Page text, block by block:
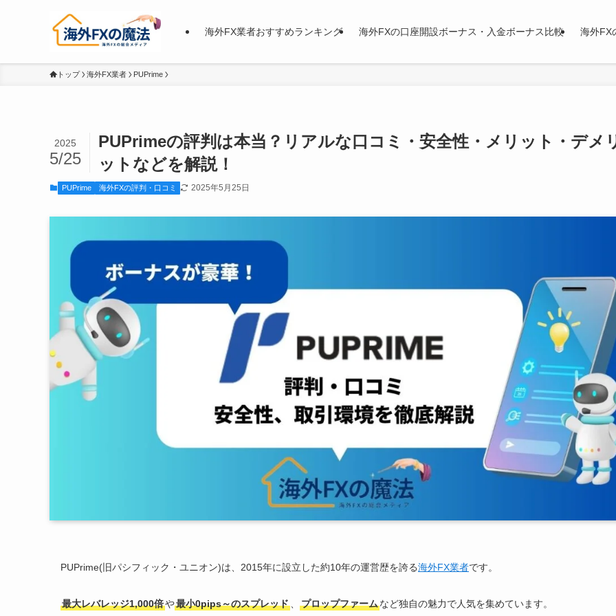
海外FX業者おすすめランキング 海外FXの口座開設ボーナス・入金ボーナス比較 海外FX
トップ 海外FX業者 PUPrime
PUPrimeの評判は本当？リアルな口コミ・安全性・メリット・デメ
ットなどを解説！
2025
5/25
PUPrime 海外FXの評判・口コミ 2025年5月25日
PUPrime(旧パシフィック・ユニオン)は、2015年に設立した約10年の運営歴を誇る海外FX業者です。
最大レバレッジ1,000倍や最小0pips～のスプレッド プロップファームなど独自の魅力で人気を集めています。